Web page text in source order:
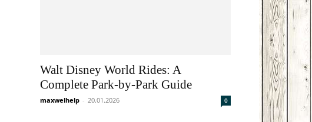
Walt Disney World Rides: A
Complete Park-by-Park Guide
maxwelhelp - 20.01.2026 0